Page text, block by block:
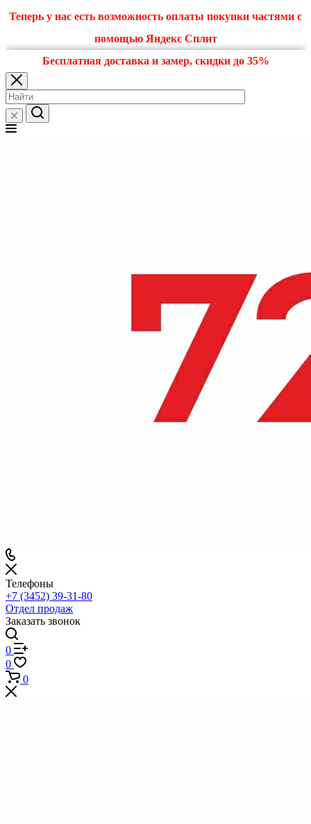
Теперь у нас есть возможность оплаты покупки частями с
помощью Яндекс Сплит
Бесплатная доставка и замер, скидки до 35%
Телефоны
+7 (3452) 39-31-80
Отдел продаж
Заказать звонок
0
0
0